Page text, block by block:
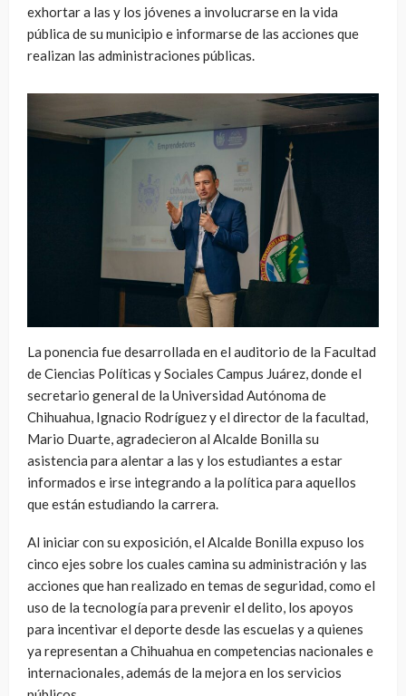
exhortar a las y los jóvenes a involucrarse en la vida
pública de su municipio e informarse de las acciones que
realizan las administraciones públicas.
La ponencia fue desarrollada en el auditorio de la Facultad
de Ciencias Políticas y Sociales Campus Juárez, donde el
secretario general de la Universidad Autónoma de
Chihuahua, Ignacio Rodríguez y el director de la facultad,
Mario Duarte, agradecieron al Alcalde Bonilla su
asistencia para alentar a las y los estudiantes a estar
informados e irse integrando a la política para aquellos
que están estudiando la carrera.
Al iniciar con su exposición, el Alcalde Bonilla expuso los
cinco ejes sobre los cuales camina su administración y las
acciones que han realizado en temas de seguridad, como el
uso de la tecnología para prevenir el delito, los apoyos
para incentivar el deporte desde las escuelas y a quienes
ya representan a Chihuahua en competencias nacionales e
internacionales, además de la mejora en los servicios